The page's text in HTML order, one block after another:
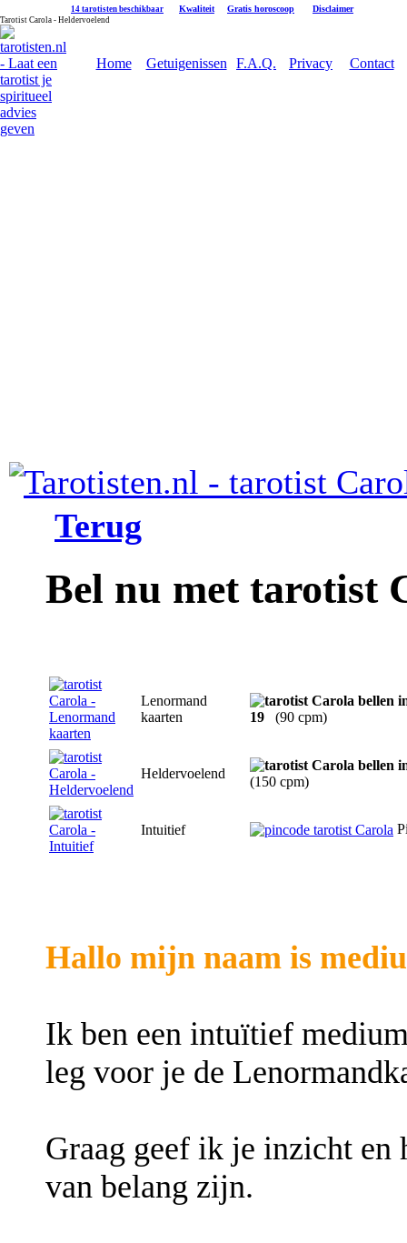
14 tarotisten beschikbaar Kwaliteit Gratis horoscoop Disclaimer
Tarotist Carola - Heldervoelend
Home Getuigenissen F.A.Q. Privacy Contact
Terug
Bel nu met tarotist
Lenormand
kaarten
19 (90 cpm)
Heldervoelend
(150 cpm)
Intuitief
Hallo mijn naam is
Ik ben een intuïtief
leg voor je de
Graag geef ik je inzicht
van belang zijn.